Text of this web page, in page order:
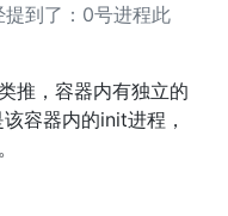
到了：0号进程此
推，容器内有独立的
容器内的init进程，